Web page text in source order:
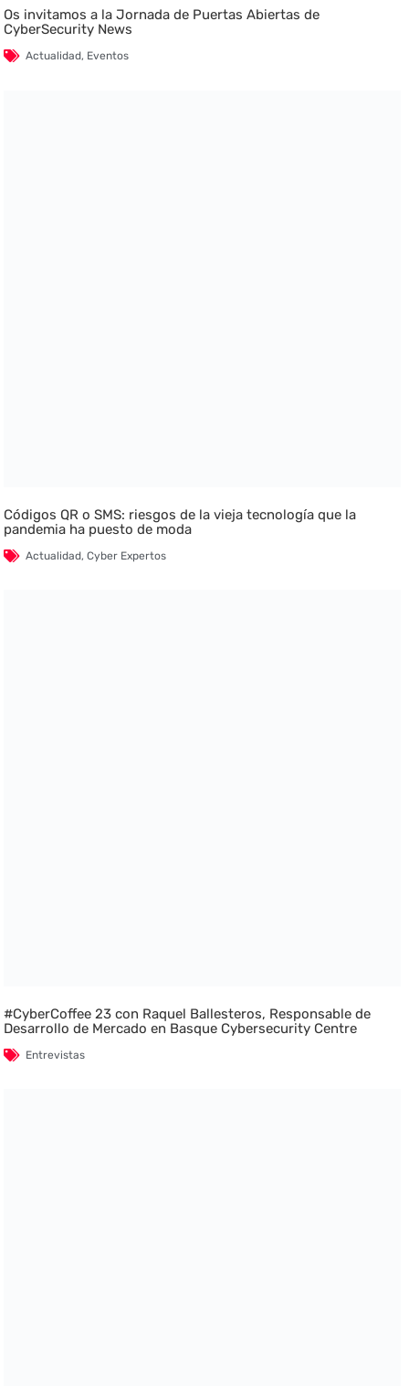
Os invitamos a la Jornada de Puertas Abiertas de
CyberSecurity News
Actualidad, Eventos
Códigos QR o SMS: riesgos de la vieja tecnología que la
pandemia ha puesto de moda
Actualidad,Cyber Expertos
#CyberCoffee 23 con Raquel Ballesteros, Responsable de
Desarrollo de Mercado en Basque Cybersecurity Centre
Entrevistas